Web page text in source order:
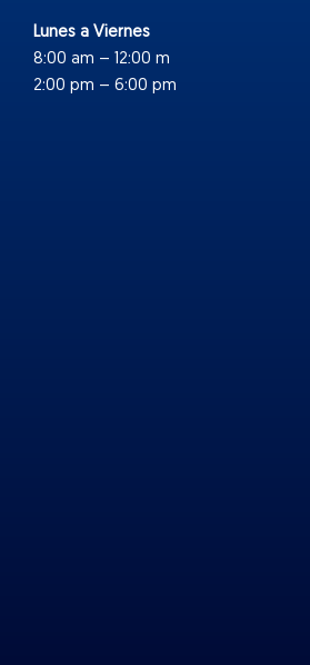
Lunes a Viernes
8:00 am – 12:00 m
2:00 pm – 6:00 pm